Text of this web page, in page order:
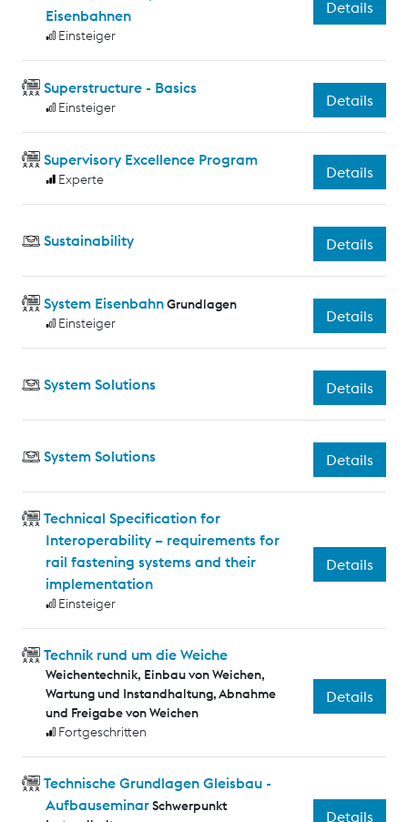
Eisenbahnen
Einsteiger
Details
Superstructure - Basics
Einsteiger Details
Supervisory Excellence Program
Experte Details
Sustainability Details
System EisenbahnGrundlagen
Einsteiger
Details
System Solutions Details
System Solutions Details
Technical Specification for
Interoperability – requirements for
rail fastening systems and their
implementation
Einsteiger
Details
Technik rund um die Weiche
Weichentechnik, Einbau von Weichen,
Wartung und Instandhaltung, Abnahme
und Freigabe von Weichen
Fortgeschritten
Details
Technische Grundlagen Gleisbau -
AufbauseminarSchwerpunkt
Details